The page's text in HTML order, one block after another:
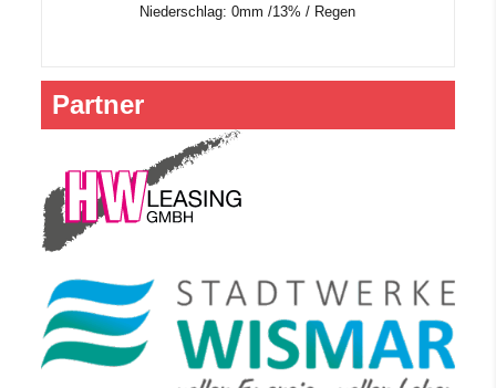
Niederschlag:0mm /13% / Regen
Partner